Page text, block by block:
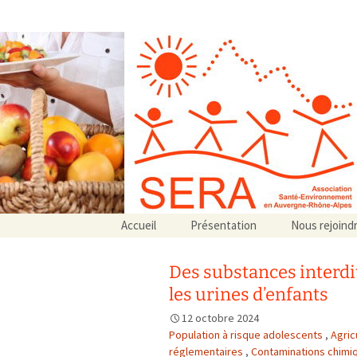
Aller
au
Accueil Présentation
Associations partenaires
Associations adhérentes
Nous
Des substances
les urines d’enfants
12 octobre 2024
Population à risque adolescents ,
réglementaires , Contaminations